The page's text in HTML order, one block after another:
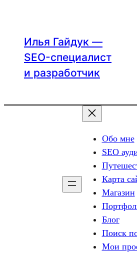
содержимому
Илья Гайдук —
SEO-специалист
и разработчик
Обо мне
SEO
Карта
Магазин
Блог
Поиск
Мои